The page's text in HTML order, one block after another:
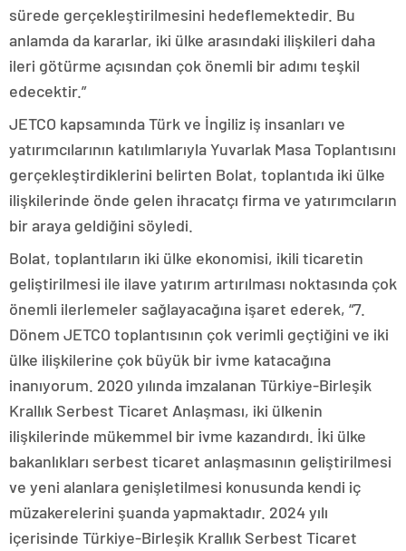
sürede gerçekleştirilmesini hedeflemektedir. Bu
anlamda da kararlar, iki ülke arasındaki ilişkileri daha
ileri götürme açısından çok önemli bir adımı teşkil
edecektir.”
JETCO kapsamında Türk ve İngiliz iş insanları ve
yatırımcılarının katılımlarıyla Yuvarlak Masa Toplantısını
gerçekleştirdiklerini belirten Bolat, toplantıda iki ülke
ilişkilerinde önde gelen ihracatçı firma ve yatırımcıların
bir araya geldiğini söyledi.
Bolat, toplantıların iki ülke ekonomisi, ikili ticaretin
geliştirilmesi ile ilave yatırım artırılması noktasında çok
önemli ilerlemeler sağlayacağına işaret ederek, “7.
Dönem JETCO toplantısının çok verimli geçtiğini ve iki
ülke ilişkilerine çok büyük bir ivme katacağına
inanıyorum. 2020 yılında imzalanan Türkiye-Birleşik
Krallık Serbest Ticaret Anlaşması, iki ülkenin
ilişkilerinde mükemmel bir ivme kazandırdı. İki ülke
bakanlıkları serbest ticaret anlaşmasının geliştirilmesi
ve yeni alanlara genişletilmesi konusunda kendi iç
müzakerelerini şuanda yapmaktadır. 2024 yılı
içerisinde Türkiye-Birleşik Krallık Serbest Ticaret